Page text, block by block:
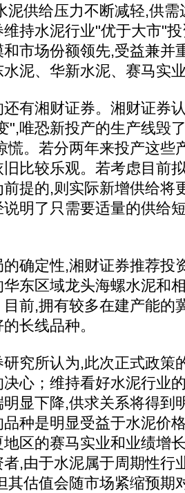
泥供给压力不断减轻,供
持水泥行业"优于大市"
市场份额领先,受益兼并
泥、华新水泥、赛马实
湘财证券。湘财证券
",唯恐新投产的生产线毁
慌。若分两年来投产这些
比较乐观。若考虑目前
提的,则实际新增供给将
明了只需要适量的供给
定性,湘财证券推荐投
东区域龙头海螺水泥和
前,拥有较多在建产能的
长线品种。
所认为,此次正式政策
心；维持看好水泥行业
显下降,供求关系将得到
种是明显受益于水泥价
区的赛马实业和业绩增
,由于水泥属于周期性行
其估值会随市场紧缩预期